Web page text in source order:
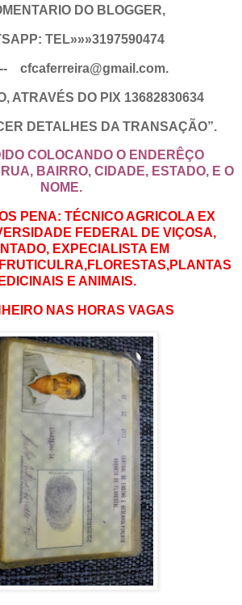
DO BLOGGER,
TEL»»»3197590474
cfcaferreira@gmail.com.
ATRAVÉS DO PIX 13682830634
DETALHES DA TRANSAÇÃO”.
COLOCANDO O ENDERÊÇO
BAIRRO, CIDADE, ESTADO, E O
NOME.
PENA: TÉCNICO AGRICOLA EX
FEDERAL DE VIÇOSA,
EXPECIALISTA EM
E ANIMAIS.
NAS HORAS VAGAS